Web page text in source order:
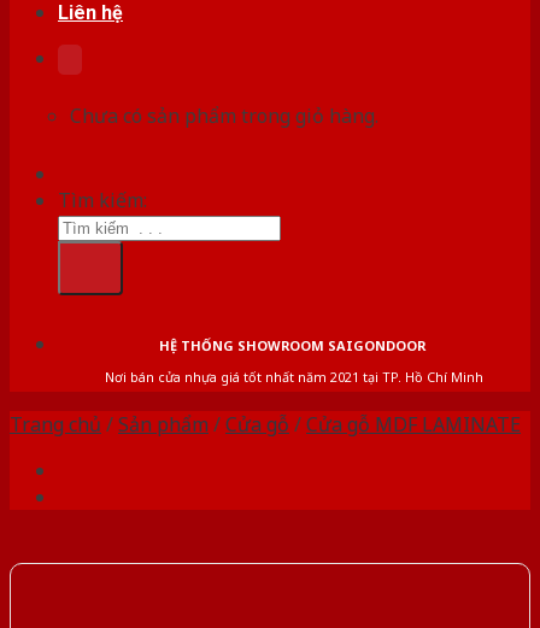
Liên hệ
Chưa có sản phẩm trong giỏ hàng.
Tìm kiếm:
HỆ THỐNG SHOWROOM SAIGONDOOR
Nơi bán cửa nhựa giá tốt nhất năm 2021 tại TP. Hồ Chí Minh
Trang chủ /Sản phẩm /Cửa gỗ /Cửa gỗ MDF LAMINATE